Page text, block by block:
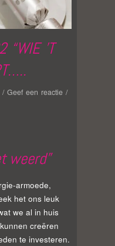
“WIE ’T
/ Geef een reactie /
weerd”
armoede,
het ons leuk
we al in huis
creëren
te investeren.